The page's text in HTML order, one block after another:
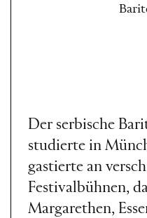
Der serbische
studierte in
gastierte an
Festivalbühnen,
Margarethen,